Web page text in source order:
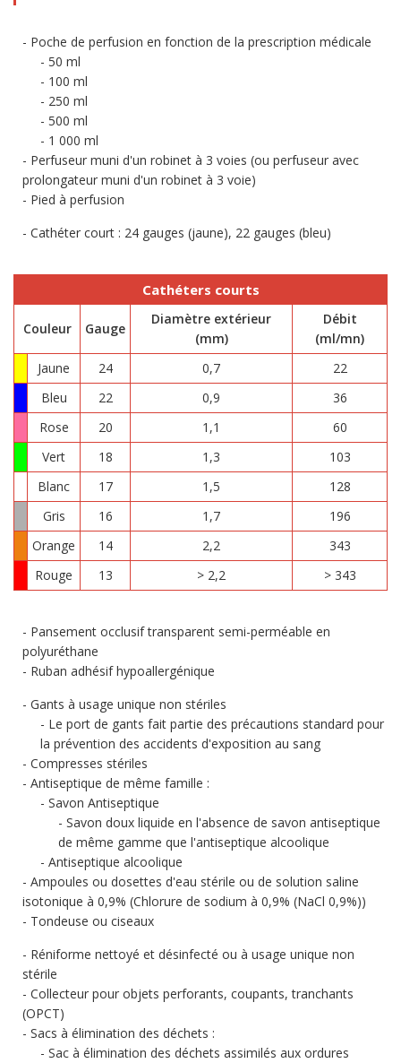
Poche de perfusion en fonction de la prescription médicale
50 ml
100 ml
250 ml
500 ml
1 000 ml
Perfuseur muni d'un robinet à 3 voies (ou perfuseur avec
prolongateur muni d'un robinet à 3 voie)
Pied à perfusion
Cathéter court : 24 gauges (jaune), 22 gauges (bleu)
Cathéters courts
Couleur Gauge
Diamètre extérieur
(mm)
Débit
(ml/mn)
Jaune
24 0,7
22
Bleu
22 0,9
36
Rose
20 1,1
60
Vert
18 1,3
103
Blanc
17 1,5
128
Gris
16 1,7
196
Orange
14 2,2
343
Rouge
13 > 2,2 > 343
Pansement occlusif transparent semi-perméable en
polyuréthane
Ruban adhésif hypoallergénique
Gants à usage unique non stériles
Le port de gants fait partie des précautions standard pour
la prévention des accidents d'exposition au sang
Compresses stériles
Antiseptique de même famille :
Savon Antiseptique
Savon doux liquide en l'absence de savon antiseptique
de même gamme que l'antiseptique alcoolique
Antiseptique alcoolique
Ampoules ou dosettes d'eau stérile ou de solution saline
isotonique à 0,9% (Chlorure de sodium à 0,9% (NaCl 0,9%))
Tondeuse ou ciseaux
Réniforme nettoyé et désinfecté ou à usage unique non
stérile
Collecteur pour objets perforants, coupants, tranchants
(OPCT)
Sacs à élimination des déchets :
Sac à élimination des déchets assimilés aux ordures